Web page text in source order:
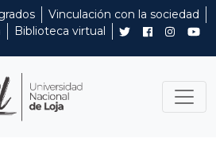
Vinculación con la sociedad
Biblioteca virtual